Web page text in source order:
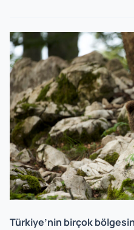
Türkiye’nin birçok